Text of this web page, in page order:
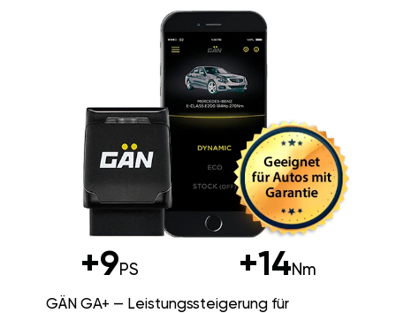
+9PS +14Nm
GÄN GA+ — Leistungssteigerung für